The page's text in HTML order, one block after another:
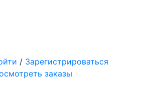
/ Зарегистрироваться
заказы